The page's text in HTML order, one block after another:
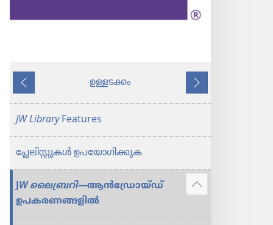
പുറകിലുള്ളത്
ഉള്ളടക്കം
അടുത്തത്
JW Library Features
പ്ലേലി​സ്റ്റു​കൾ ഉപയോ​ഗി​ക്കുക
JW ലൈബ്രറി—ആൻഡ്രോയ്‌ഡ്‌
ഉപകരണങ്ങളിൽ
കൂടുതൽ